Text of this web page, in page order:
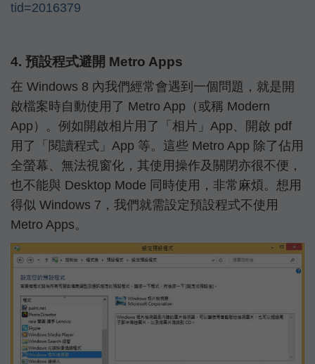
tid=2016379
4. 預設程式避開 Metro Apps
在 Windows 8 內我們經常會遇到一個問題，就是開
啟檔案時自動使用了 Metro App（或稱 Modern
App）。例如開啟相片用了「相片」App、開啟 pdf
用了「閱讀程式」App 等。這些 Metro App 除了佔用
全螢幕、無法視窗化，其使用操作及關閉亦很不便，
也不能與 Desktop Mode 同時使用，非常麻煩。想用
得似 Windows 7，我們就需設定預設程式不使用
Metro Apps。